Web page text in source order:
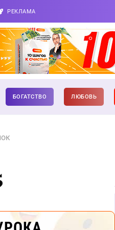
РЕКЛАМА
БОГАТСТВО ЛЮБОВЬ